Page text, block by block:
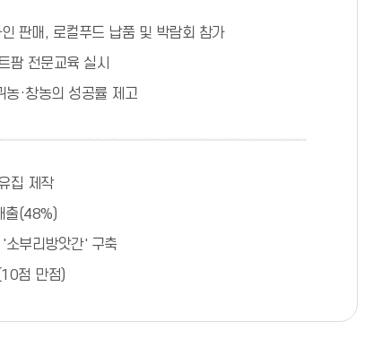
판매, 로컬푸드 납품 및 박람회 참가
팜 전문교육 실시
농·창농의 성공률 제고
집 제작
출(48%)
소부리방앗간' 구축
점 만점)